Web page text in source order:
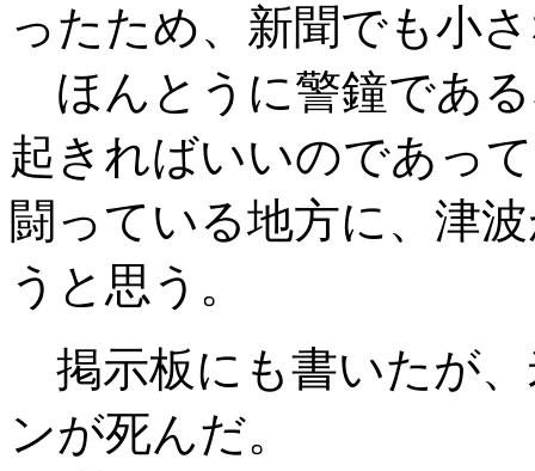
ったため、新聞でも小
ほんとうに警鐘であ
起きればいいのであっ
闘っている地方に、津
うと思う。
掲示板にも書いたが
ンが死んだ。